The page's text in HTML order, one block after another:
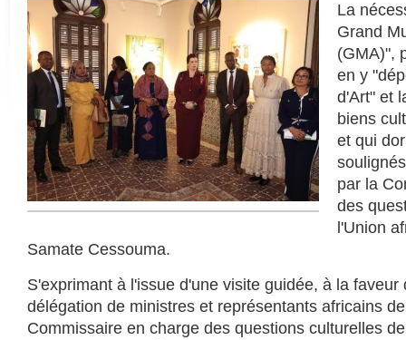
La
Grand
(GMA)",
en y
d'Art" et
biens
et qui
par la
des
l'Union
Samate Cessouma.
S'exprimant à l'issue d'une visite guidée, à la faveur
délégation de ministres et représentants africains
Commissaire en charge des questions culturelles